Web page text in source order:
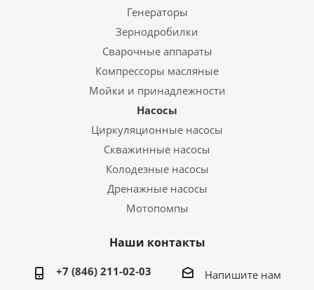
Генераторы
Зернодробилки
Сварочные аппараты
Компрессоры масляные
Мойки и принадлежности
Насосы
Циркуляционные насосы
Скважинные насосы
Колодезные насосы
Дренажные насосы
Мотопомпы
Наши контакты
+7 (846) 211-02-03 Напишите нам